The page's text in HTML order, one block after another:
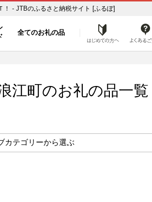
ーポンをＧＥＴ！ - JTBのふるさと納税サイト [ふるぽ]
全てのお礼の品 はじめ
江町のお礼の品一覧